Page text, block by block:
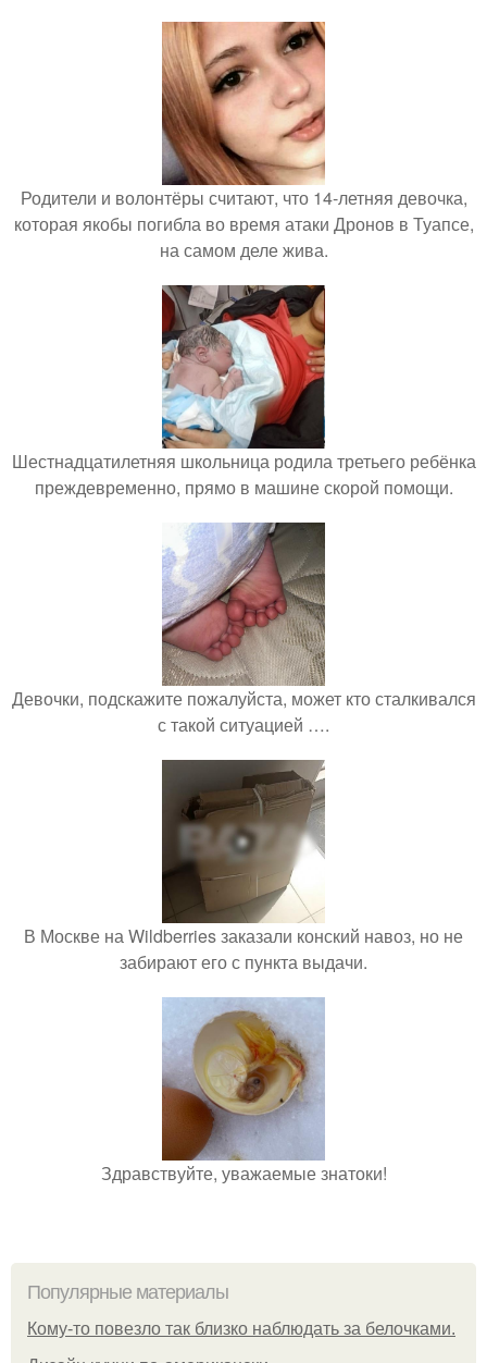
Родители и волонтёры считают, что 14-летняя девочка,
которая якобы погибла во время атаки Дронов в Туапсе,
на самом деле жива.
Шестнадцатилетняя школьница родила третьего ребёнка
преждевременно, прямо в машине скорой помощи.
Девочки, подскажите пожалуйста, может кто сталкивался
с такой ситуацией ….
В Москве на Wildberries заказали конский навоз, но не
забирают его с пункта выдачи.
Здравствуйте, уважаемые знатоки!
Популярные материалы
Кому-то повезло так близко наблюдать за белочками.